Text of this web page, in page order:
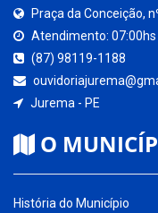
Praça da Conceição,
Atendimento: 07:00hs
(87) 98119-1188
Jurema - PE
O
História do Município